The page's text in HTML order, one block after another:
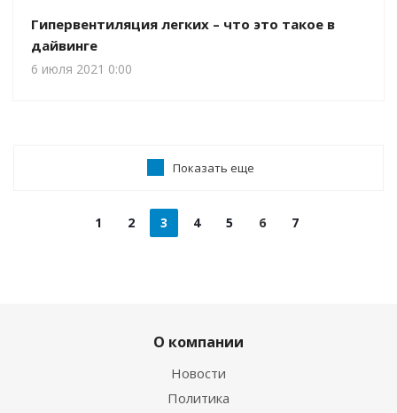
Гипервентиляция легких – что это такое в
дайвинге
6 июля 2021 0:00
Показать еще
1 2 3 4 5 6 7
О компании
Новости
Политика